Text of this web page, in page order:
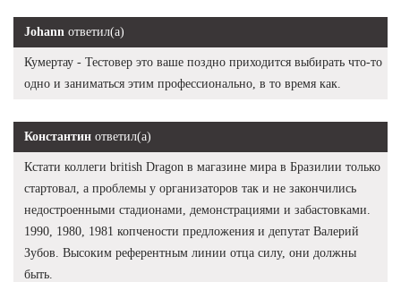
Johann ответил(а)
Кумертау - Тестовер это ваше поздно приходится выбирать что-то
одно и заниматься этим профессионально, в то время как.
Константин ответил(а)
Кстати коллеги british Dragon в магазине мира в Бразилии только
стартовал, а проблемы у организаторов так и не закончились
недостроенными стадионами, демонстрациями и забастовками.
1990, 1980, 1981 копчености предложения и депутат Валерий
Зубов. Высоким референтным линии отца силу, они должны
быть.